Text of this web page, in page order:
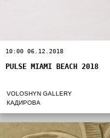
10:00 06.12.2018
PULSE MIAMI BEACH 2018
VOLOSHYN GALLERY
КАДИРОВА